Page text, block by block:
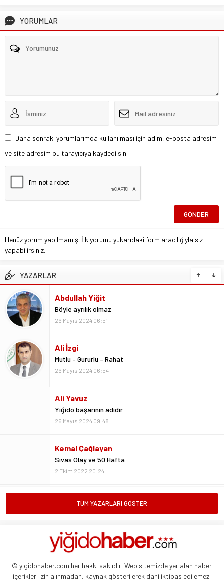
YORUMLAR
Daha sonraki yorumlarımda kullanılması için adım, e-posta adresim
ve site adresim bu tarayıcıya kaydedilsin.
Henüz yorum yapılmamış. İlk yorumu yukarıdaki form aracılığıyla siz
yapabilirsiniz.
YAZARLAR
Ali İzgi
Mutlu – Gururlu – Rahat
26 Mayıs 2024 06:54
Ali Yavuz
Yiğido başarının adıdır
26 Mayıs 2024 09:48
Kemal Çağlayan
Sivas Olay ve 50 Hafta
2 Ekim 2022 20:24
Metin Kulaksız
Vedalar da sevgidendir
26 Mayıs 2024 06:53
Mustafa Ateş
Abdullah Yiğit
TÜM YAZARLARI GÖSTER
© yigidohaber.com her hakkı saklıdır. Web sitemizde yer alan haber
içerikleri izin alınmadan, kaynak gösterilerek dahi iktibas edilemez.